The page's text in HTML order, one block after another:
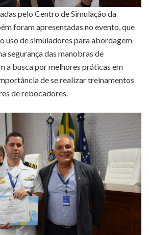
pelo Centro de Simulação da
foram apresentadas no evento, que
uso de simuladores para abordagem
segurança das manobras de
a busca por melhores práticas em
de se realizar treinamentos
de rebocadores.